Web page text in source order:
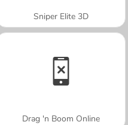
Sniper Elite 3D
Drag 'n Boom Online